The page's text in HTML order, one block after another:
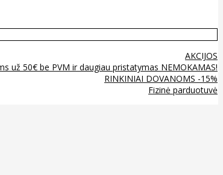
AKCIJOS
už 50€ be PVM ir daugiau pristatymas NEMOKAMAS!
RINKINIAI DOVANOMS -15%
Fizinė parduotuvė